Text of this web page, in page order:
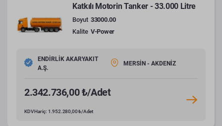
Katkılı Motorin Tanker - 33.000 Litre
Boyut 33000.00
Kalite V-Power
ENDİRLİK AKARYAKIT
A.Ş.
MERSİN - AKDENİZ
2.342.736,00 ₺/Adet
KDV Hariç: 1.952.280,00 ₺/Adet